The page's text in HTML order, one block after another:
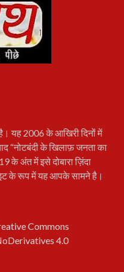
यह 2006 के आखिरी दिनों में
“नोटबंदी के खिलाफ़ जनता का
के अंत में इसे दोबारा ज़िंदा
के रूप में यह आपके सामने है।
Commons
4.0